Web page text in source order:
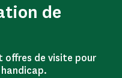
de
offres de visite pour